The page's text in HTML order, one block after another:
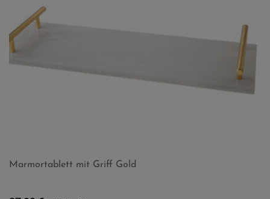
Marmortablett mit Griff Gold